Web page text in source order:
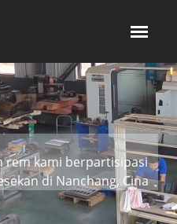
rem kami berpartisipasi
di Nanchang, Cina